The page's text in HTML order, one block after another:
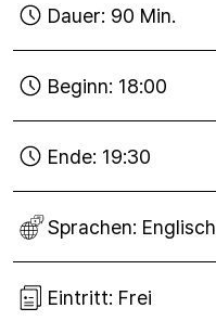
Dauer: 90 Min.
Beginn: 18:00
Ende: 19:30
Sprachen: Englisch
Eintritt: Frei